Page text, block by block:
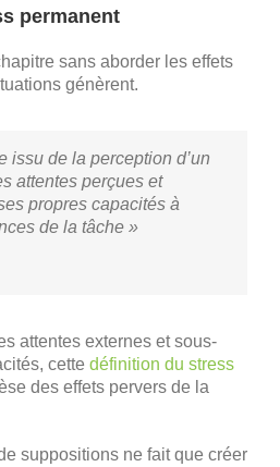
permanent
sans aborder les effets
génèrent.
issu de la perception d’un
attentes perçues et
propres capacités à
de la tâche »
attentes externes et sous-
cette définition du stress
des effets pervers de la
suppositions ne fait que créer